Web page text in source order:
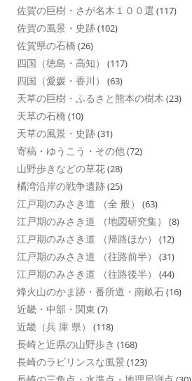
佐賀の巨樹・さが名木１００選 (117)
佐賀の風景・史跡(102)
佐賀県の石橋 (26)
四国（徳島・高知） (117)
四国（愛媛・香川） (63)
天草の巨樹・ふるさと熊本の樹木 (23)
天草の石橋 (10)
天草の風景・史跡(31)
寄稿・ゆうこう・その他(72)
山野歩きなどの草花(28)
橘湾沿岸の戦争遺跡(25)
江戸期のみさき道 （全 般） (63)
江戸期のみさき道 （地図研究集） (8)
江戸期のみさき道 （帰路ほか） (12)
江戸期のみさき道 （往路前半） (31)
江戸期のみさき道 （往路後半） (44)
烽火山のかま跡・番所道・南畝石(16)
近畿・中部・関東 (7)
近畿（兵 庫 県） (118)
長崎と近県の山野歩き (168)
長崎のラビリンスな風景 (123)